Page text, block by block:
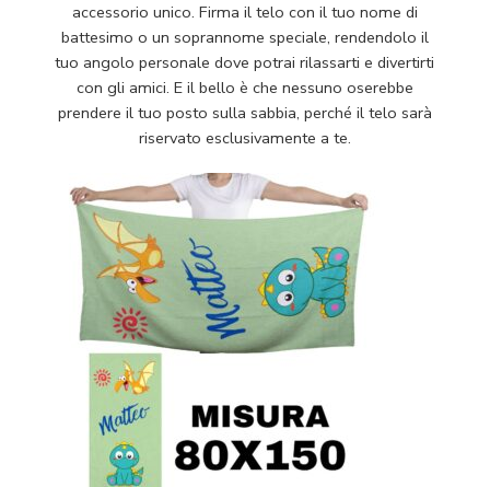
accessorio unico. Firma il telo con il tuo nome di
battesimo o un soprannome speciale, rendendolo il
tuo angolo personale dove potrai rilassarti e divertirti
con gli amici. E il bello è che nessuno oserebbe
prendere il tuo posto sulla sabbia, perché il telo sarà
riservato esclusivamente a te.